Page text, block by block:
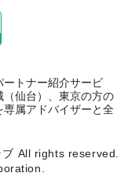
トナー紹介サービ
仙台）、東京の方の
属アドバイザーと全
All rights reserved.